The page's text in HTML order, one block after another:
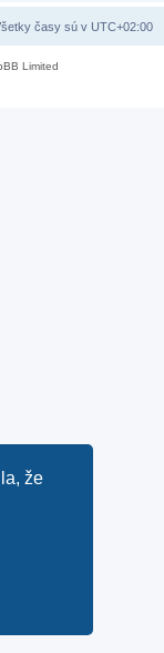
že
časy sú v UTC+02:00
Limited